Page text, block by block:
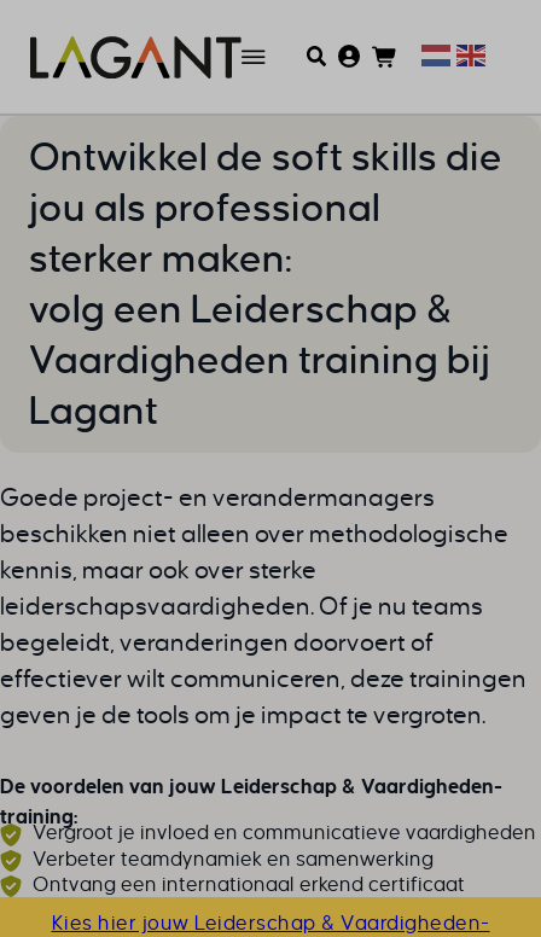
Ontwikkel de soft skills die
jou als professional
sterker maken:
volg een Leiderschap &
Vaardigheden training bij
Lagant
Goede project- en verandermanagers
beschikken niet alleen over methodologische
kennis, maar ook over sterke
leiderschapsvaardigheden. Of je nu teams
begeleidt, veranderingen doorvoert of
effectiever wilt communiceren, deze trainingen
geven je de tools om je impact te vergroten.
De voordelen van jouw Leiderschap & Vaardigheden-
training:
Vergroot je invloed en communicatieve vaardigheden
Verbeter teamdynamiek en samenwerking
Ontvang een internationaal erkend certificaat
Kies hier jouw Leiderschap & Vaardigheden-